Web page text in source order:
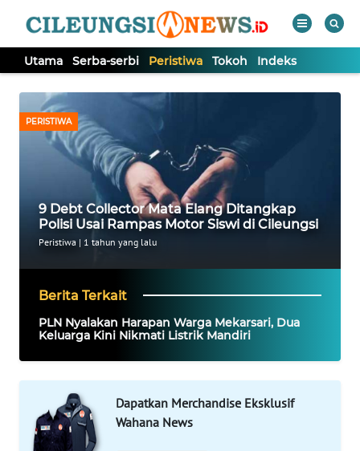
Utama Serba-serbi Peristiwa Tokoh Indeks
PERISTIWA
9 Debt Collector Mata Elang Ditangkap
Polisi Usai Rampas Motor Siswi di Cileungsi
Peristiwa | 1 tahun yang lalu
Berita Terkait
PLN Nyalakan Harapan Warga Mekarsari, Dua
Keluarga Kini Nikmati Listrik Mandiri
Dapatkan Merchandise Eksklusif
Wahana News
TV
Tutup
UTAMA
SERBI
INDEKS
KONTAK